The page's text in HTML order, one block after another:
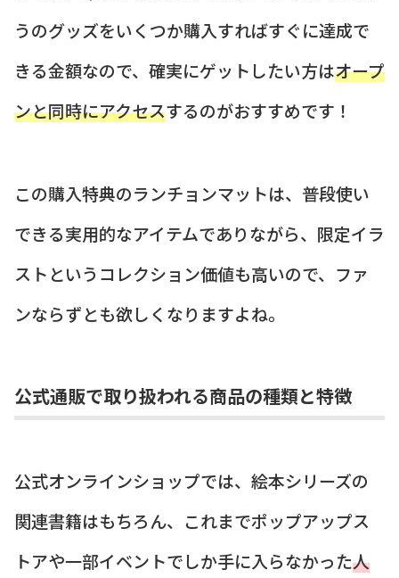
うのグッズをいくつか購入すればすぐに達成で
きる金額なので、確実にゲットしたい方はオープ
ンと同時にアクセスするのがおすすめです！
この購入特典のランチョンマットは、普段使い
できる実用的なアイテムでありながら、限定イラ
ストというコレクション価値も高いので、ファ
ンならずとも欲しくなりますよね。
公式通販で取り扱われる商品の種類と特徴
公式オンラインショップでは、絵本シリーズの
関連書籍はもちろん、これまでポップアップス
トアや一部イベントでしか手に入らなかった人